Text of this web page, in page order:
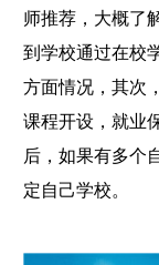
师推荐，大概了
到学校通过在校
方面情况，其次
课程开设，就业
后，如果有多个
定自己学校。